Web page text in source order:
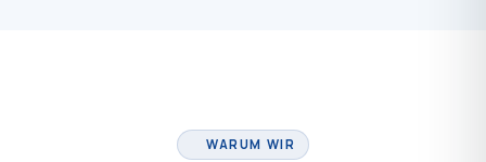
WARUM WIR